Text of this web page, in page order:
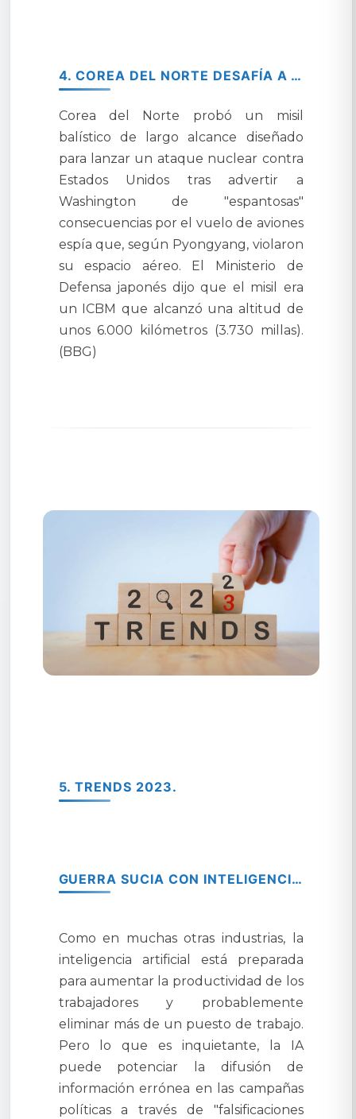
4. COREA DEL NORTE DESAFÍA A ESTADOS UNIDOS.
Corea del Norte probó un misil
balístico de largo alcance diseñado
para lanzar un ataque nuclear contra
Estados Unidos tras advertir a
Washington de "espantosas"
consecuencias por el vuelo de aviones
espía que, según Pyongyang, violaron
su espacio aéreo. El Ministerio de
Defensa japonés dijo que el misil era
un ICBM que alcanzó una altitud de
unos 6.000 kilómetros (3.730 millas).
(BBG)
5. TRENDS 2023.
GUERRA SUCIA CON INTELIGENCIA ARTIFICIAL.
Como en muchas otras industrias, la
inteligencia artificial está preparada
para aumentar la productividad de los
trabajadores y probablemente
eliminar más de un puesto de trabajo.
Pero lo que es inquietante, la IA
puede potenciar la difusión de
información errónea en las campañas
políticas a través de "falsificaciones